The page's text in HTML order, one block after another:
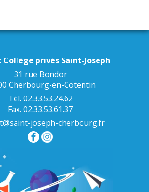
Collège privés Saint-Joseph
31 rue Bondor
Cherbourg-en-Cotentin
Tél. 02.33.53.24.62
Fax. 02.33.53.61.37
joseph-cherbourg.fr